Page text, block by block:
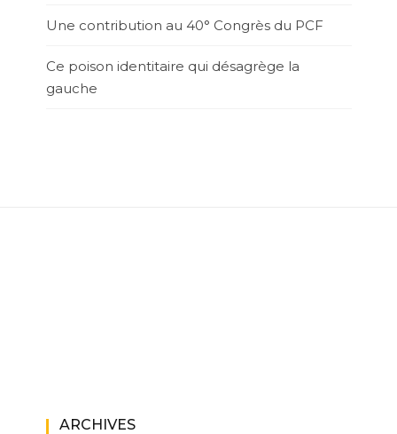
Une contribution au 40° Congrès du PCF
Ce poison identitaire qui désagrège la
gauche
ARCHIVES